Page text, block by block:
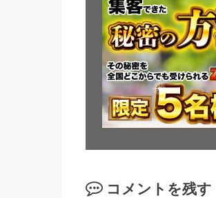
コメントを残す